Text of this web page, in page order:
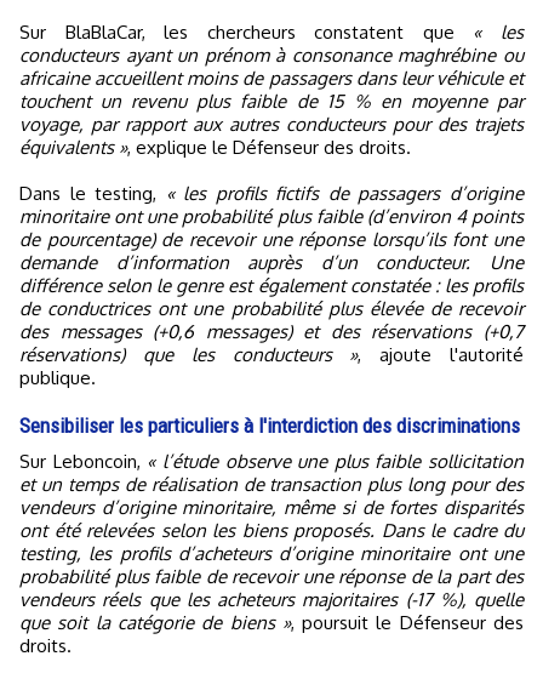
Sur BlaBlaCar, les chercheurs constatent que « les
conducteurs ayant un prénom à consonance maghrébine ou
africaine accueillent moins de passagers dans leur véhicule et
touchent un revenu plus faible de 15 % en moyenne par
voyage, par rapport aux autres conducteurs pour des trajets
équivalents », explique le Défenseur des droits.
Dans le testing, « les profils fictifs de passagers d’origine
minoritaire ont une probabilité plus faible (d’environ 4 points
de pourcentage) de recevoir une réponse lorsqu’ils font une
demande d’information auprès d’un conducteur. Une
différence selon le genre est également constatée : les profils
de conductrices ont une probabilité plus élevée de recevoir
des messages (+0,6 messages) et des réservations (+0,7
réservations) que les conducteurs », ajoute l'autorité
publique.
Sensibiliser les particuliers à l'interdiction des discriminations
Sur Leboncoin, « l’étude observe une plus faible sollicitation
et un temps de réalisation de transaction plus long pour des
vendeurs d’origine minoritaire, même si de fortes disparités
ont été relevées selon les biens proposés. Dans le cadre du
testing, les profils d’acheteurs d’origine minoritaire ont une
probabilité plus faible de recevoir une réponse de la part des
vendeurs réels que les acheteurs majoritaires (-17 %), quelle
que soit la catégorie de biens », poursuit le Défenseur des
droits.